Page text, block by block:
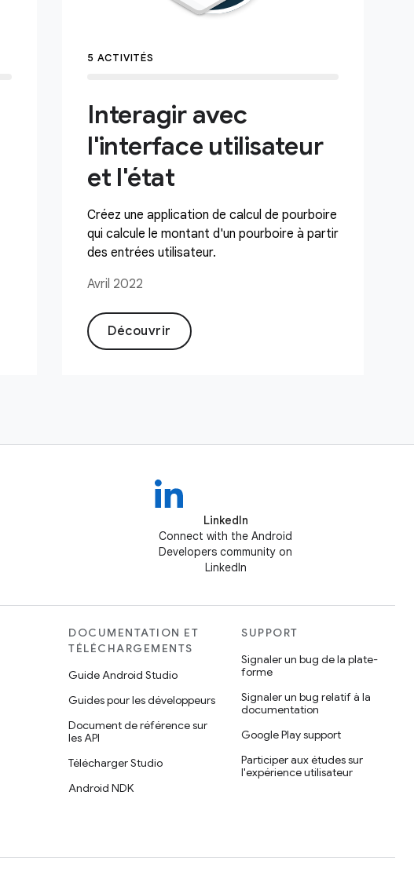
5 ACTIVITÉS
Interagir avec
l'interface utilisateur
et l'état
Créez une application de calcul de pourboire
qui calcule le montant d'un pourboire à partir
des entrées utilisateur.
Avril 2022
Découvrir
LinkedIn
Connect with the Android
Developers community on
LinkedIn
DOCUMENTATION ET
TÉLÉCHARGEMENTS
Guide Android Studio
Guides pour les développeurs
Document de référence sur
les API
Télécharger Studio
Android NDK
SUPPORT
Signaler un bug de la plate-
forme
Signaler un bug relatif à la
documentation
Google Play support
Participer aux études sur
l'expérience utilisateur